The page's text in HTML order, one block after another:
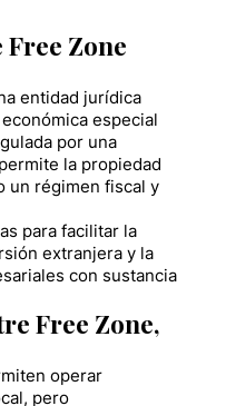
Zone
entidad jurídica
especial
por una
la propiedad
un régimen fiscal y
para facilitar la
extranjera y la
con sustancia
Free Zone,
operar
pero